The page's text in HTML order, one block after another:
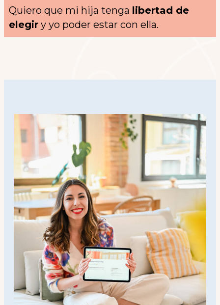
Quiero que mi hija tenga libertad de
elegir y yo poder estar con ella.